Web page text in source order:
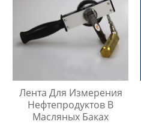
Лента Для Измерения
Нефтепродуктов В
Масляных Баках